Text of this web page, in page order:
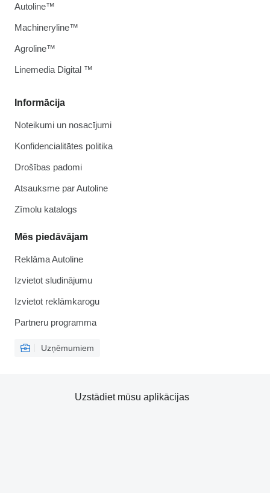
Informācija
Noteikumi un nosacījumi
Konfidencialitātes politika
Drošības padomi
Atsauksme par Autoline
Zīmolu katalogs
Mēs piedāvājam
Reklāma Autoline
Izvietot sludinājumu
Izvietot reklāmkarogu
Partneru programma
Uzņēmumiem
Autoline™
Machineryline™
Agroline™
Linemedia Digital ™
Uzstādiet mūsu aplikācijas